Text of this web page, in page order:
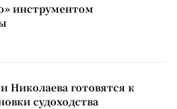
инструментом
Николаева готовятся к
судоходства